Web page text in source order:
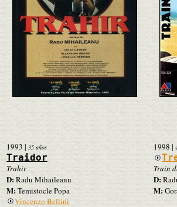
1993 | 35 años
Traidor
Trahir
D:Radu Mihaileanu
M:Temistocle Popa
Vincenzo Bellini
1998 |
Train
D:
M: